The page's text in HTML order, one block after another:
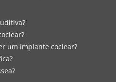
um implante coclear?